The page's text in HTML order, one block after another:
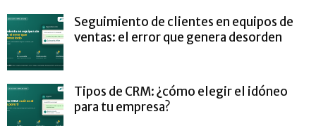
Seguimiento de clientes en equipos de
ventas: el error que genera desorden
Tipos de CRM: ¿cómo elegir el idóneo
para tu empresa?